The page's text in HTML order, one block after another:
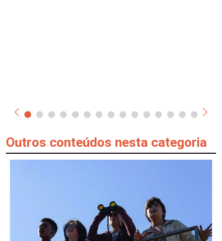
Outros conteúdos nesta categoria